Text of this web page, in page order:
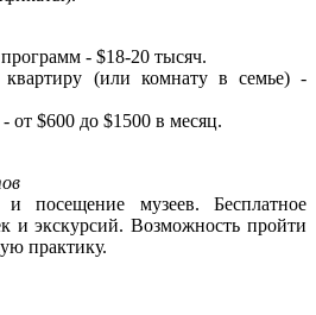
- $18-20 тысяч.
(или комнату в семье) -
от $600 до $1500 в месяц.
посещение музеев. Бесплатное
и экскурсий. Возможность пройти
практику.